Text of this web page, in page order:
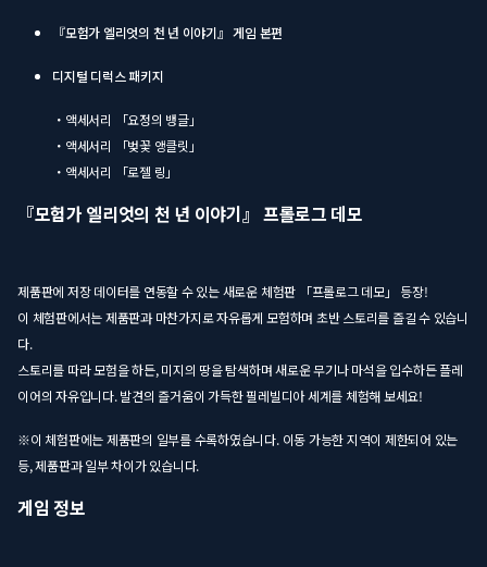
『모험가 엘리엇의 천 년 이야기』 게임 본편
디지털 디럭스 패키지
・액세서리 「요정의 뱅글」
・액세서리 「벚꽃 앵클릿」
・액세서리 「로젤 링」
『모험가 엘리엇의 천 년 이야기』 프롤로그 데모
제품판에 저장 데이터를 연동할 수 있는 새로운 체험판 「프롤로그 데모」 등장!
이 체험판에서는 제품판과 마찬가지로 자유롭게 모험하며 초반 스토리를 즐길 수 있습니
다.
스토리를 따라 모험을 하든, 미지의 땅을 탐색하며 새로운 무기나 마석을 입수하든 플레
이어의 자유입니다. 발견의 즐거움이 가득한 필레빌디아 세계를 체험해 보세요!
※이 체험판에는 제품판의 일부를 수록하였습니다. 이동 가능한 지역이 제한되어 있는
등, 제품판과 일부 차이가 있습니다.
게임 정보